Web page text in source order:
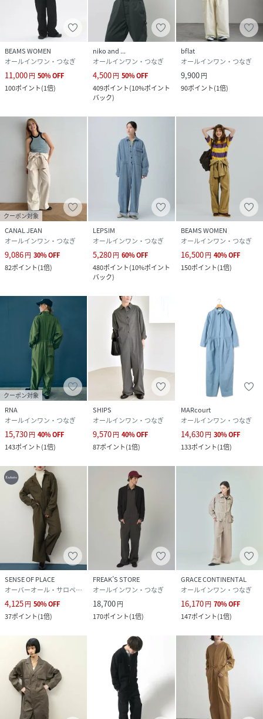
クリーニング 洗濯機洗い可（ネット使用）
RE2650_286613
286613-55-03 RE2650)
BEAMS WOMEN
オールインワン・つなぎ
11,000円 50%OFF
100ポイント(1倍)
niko and ...
オールインワン・つなぎ
4,500円 50%OFF
409ポイント(10%ポイント
バック)
bflat
オールインワン・つなぎ
9,900円
90ポイント(1倍)
クーポン対象
CANAL JEAN
オールインワン・つなぎ
9,086円 30%OFF
82ポイント(1倍)
LEPSIM
オールインワン・つなぎ
5,280円 60%OFF
480ポイント(10%ポイント
バック)
BEAMS WOMEN
オールインワン・つなぎ
16,500円 40%OFF
150ポイント(1倍)
クーポン対象
RNA
オールインワン・つなぎ
15,730円 40%OFF
143ポイント(1倍)
SHIPS
オールインワン・つなぎ
9,570円 40%OFF
87ポイント(1倍)
MARcourt
オールインワン・つなぎ
14,630円 30%OFF
133ポイント(1倍)
SENSE OF PLACE
オーバーオール・サロペット
4,125円 50%OFF
37ポイント(1倍)
FREAK’S STORE
オールインワン・つなぎ
18,700円
170ポイント(1倍)
GRACE CONTINENTAL
オールインワン・つなぎ
16,170円 70%OFF
147ポイント(1倍)